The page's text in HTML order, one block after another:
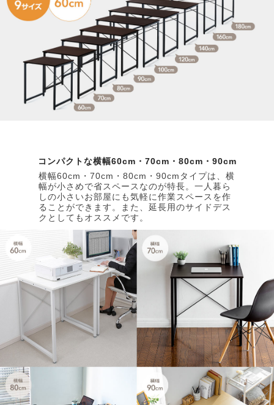
コンパクトな横幅60cm・70cm・80cm・90cm
横幅60cm・70cm・80cm・90cmタイプは、横
幅が小さめで省スペースなのが特長。一人暮ら
しの小さいお部屋にも気軽に作業スペースを作
ることができます。また、延長用のサイドデス
クとしてもオススメです。